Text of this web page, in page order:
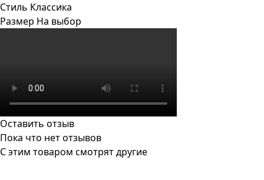
Стиль Классика
Размер На выбор
Оставить отзыв
Пока что нет отзывов
С этим товаром смотрят другие